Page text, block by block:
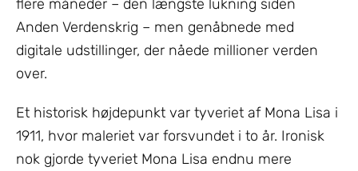
flere måneder – den længste lukning siden
Anden Verdenskrig – men genåbnede med
digitale udstillinger, der nåede millioner verden
over.
Et historisk højdepunkt var tyveriet af Mona Lisa i
1911, hvor maleriet var forsvundet i to år. Ironisk
nok gjorde tyveriet Mona Lisa endnu mere